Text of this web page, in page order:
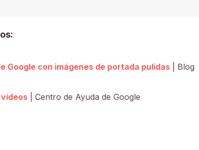
Google con imágenes de portada pulidas | Blog
| Centro de Ayuda de Google